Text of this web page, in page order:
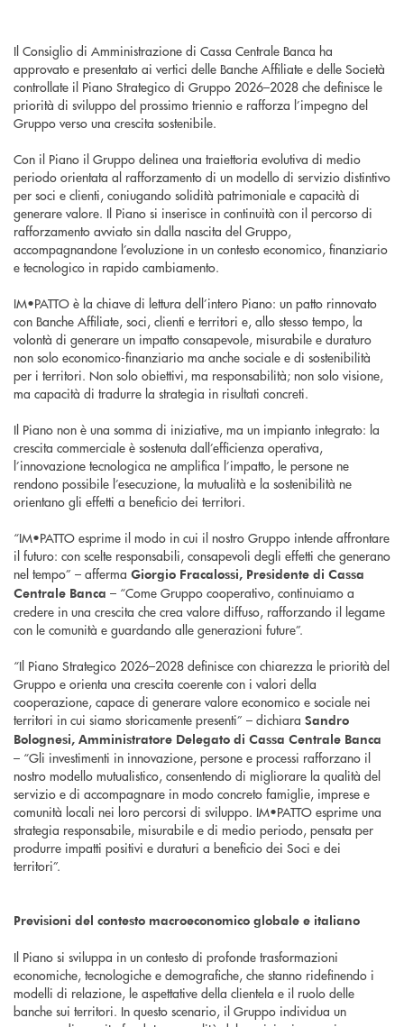
Il Consiglio di Amministrazione di Cassa Centrale Banca ha
approvato e presentato ai vertici delle Banche Affiliate e delle Società
controllate il Piano Strategico di Gruppo 2026–2028 che definisce le
priorità di sviluppo del prossimo triennio e rafforza l’impegno del
Gruppo verso una crescita sostenibile.
Con il Piano il Gruppo delinea una traiettoria evolutiva di medio
periodo orientata al rafforzamento di un modello di servizio distintivo
per soci e clienti, coniugando solidità patrimoniale e capacità di
generare valore. Il Piano si inserisce in continuità con il percorso di
rafforzamento avviato sin dalla nascita del Gruppo,
accompagnandone l’evoluzione in un contesto economico, finanziario
e tecnologico in rapido cambiamento.
IM•PATTO è la chiave di lettura dell’intero Piano: un patto rinnovato
con Banche Affiliate, soci, clienti e territori e, allo stesso tempo, la
volontà di generare un impatto consapevole, misurabile e duraturo
non solo economico-finanziario ma anche sociale e di sostenibilità
per i territori. Non solo obiettivi, ma responsabilità; non solo visione,
ma capacità di tradurre la strategia in risultati concreti.
Il Piano non è una somma di iniziative, ma un impianto integrato: la
crescita commerciale è sostenuta dall’efficienza operativa,
l’innovazione tecnologica ne amplifica l’impatto, le persone ne
rendono possibile l’esecuzione, la mutualità e la sostenibilità ne
orientano gli effetti a beneficio dei territori.
“IM•PATTO esprime il modo in cui il nostro Gruppo intende affrontare
il futuro: con scelte responsabili, consapevoli degli effetti che generano
nel tempo” – afferma Giorgio Fracalossi, Presidente di Cassa
Centrale Banca – “Come Gruppo cooperativo, continuiamo a
credere in una crescita che crea valore diffuso, rafforzando il legame
con le comunità e guardando alle generazioni future”.
“Il Piano Strategico 2026–2028 definisce con chiarezza le priorità del
Gruppo e orienta una crescita coerente con i valori della
cooperazione, capace di generare valore economico e sociale nei
territori in cui siamo storicamente presenti” – dichiara Sandro
Bolognesi, Amministratore Delegato di Cassa Centrale Banca
– “Gli investimenti in innovazione, persone e processi rafforzano il
nostro modello mutualistico, consentendo di migliorare la qualità del
servizio e di accompagnare in modo concreto famiglie, imprese e
comunità locali nei loro percorsi di sviluppo. IM•PATTO esprime una
strategia responsabile, misurabile e di medio periodo, pensata per
produrre impatti positivi e duraturi a beneficio dei Soci e dei
territori”.
Previsioni del contesto macroeconomico globale e italiano
Il Piano si sviluppa in un contesto di profonde trasformazioni
economiche, tecnologiche e demografiche, che stanno ridefinendo i
modelli di relazione, le aspettative della clientela e il ruolo delle
banche sui territori. In questo scenario, il Gruppo individua un